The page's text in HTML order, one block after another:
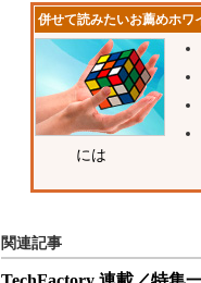
併せて読みたいお薦めホワ
には
関連記事